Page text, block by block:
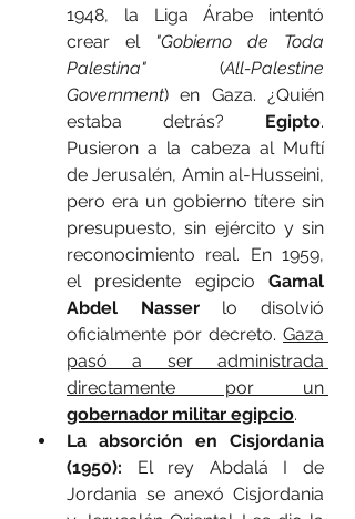
1948, la Liga Árabe intentó
crear el
"Gobierno de Toda
Palestina" (All-Palestine
Government) en Gaza. ¿Quién
estaba detrás? Egipto.
Pusieron a la cabeza al Muftí
de Jerusalén, Amin al-Husseini,
pero era un gobierno títere sin
presupuesto, sin ejército y sin
reconocimiento real. En 1959,
el presidente egipcio Gamal
Abdel Nasser lo disolvió
oficialmente por decreto. Gaza
pasó a ser administrada
gobernador militar egipcio.
La absorción en Cisjordania
(1950): El rey Abdalá I de
Jordania se anexó Cisjordania